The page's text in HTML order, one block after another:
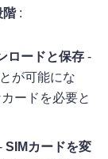
階:
ロードと保存 -
が可能にな
ードを必要と
SIMカードを変